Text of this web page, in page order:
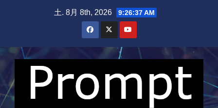
土. 8月 8th, 2026 9:26:38 AM